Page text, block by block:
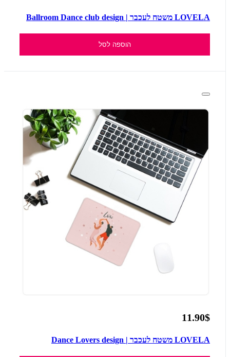
LOVELA משטח לעכבר | Ballroom Dance club design
הוספה לסל
11.90$
LOVELA משטח לעכבר | Dance Lovers design